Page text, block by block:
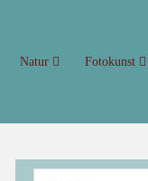
Natur Fotokunst